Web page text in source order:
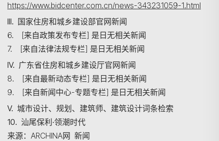
https://www.bidcenter.com.cn/news-343231059-1.html
III. 国家住房和城乡建设部官网新闻
6. [来自政策发布专栏] 是日无相关新闻
7. [来自法律法规专栏] 是日无相关新闻
IV. 广东省住房和城乡建设厅官网新闻
8. [来自最新动态专栏] 是日无相关新闻
9. [来自新闻中心-专题专栏] 是日无相关新闻
V. 城市设计、规划、建筑师、建筑设计词条检索
10. 汕尾保利·领潮时代
来源：ARCHINA网 新闻